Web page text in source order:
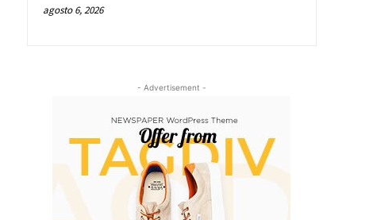
agosto 6, 2026
- Advertisement -